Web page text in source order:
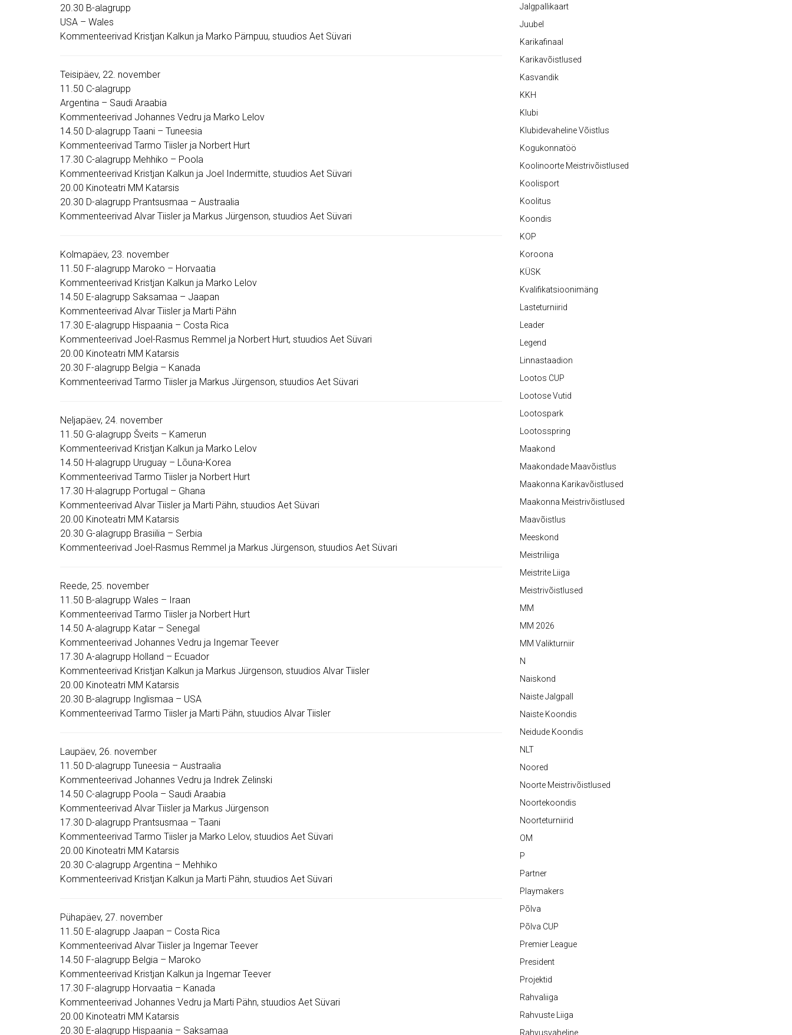
20.30 B-alagrupp
USA – Wales
Kommenteerivad Kristjan Kalkun ja Marko Pärnpuu, stuudios Aet Süvari
Teisipäev, 22. november
11.50 C-alagrupp
Argentina – Saudi Araabia
Kommenteerivad Johannes Vedru ja Marko Lelov
14.50 D-alagrupp Taani – Tuneesia
Kommenteerivad Tarmo Tiisler ja Norbert Hurt
17.30 C-alagrupp Mehhiko – Poola
Kommenteerivad Kristjan Kalkun ja Joel Indermitte, stuudios Aet Süvari
20.00 Kinoteatri MM Katarsis
20.30 D-alagrupp Prantsusmaa – Austraalia
Kommenteerivad Alvar Tiisler ja Markus Jürgenson, stuudios Aet Süvari
Kolmapäev, 23. november
11.50 F-alagrupp Maroko – Horvaatia
Kommenteerivad Kristjan Kalkun ja Marko Lelov
14.50 E-alagrupp Saksamaa – Jaapan
Kommenteerivad Alvar Tiisler ja Marti Pähn
17.30 E-alagrupp Hispaania – Costa Rica
Kommenteerivad Joel-Rasmus Remmel ja Norbert Hurt, stuudios Aet Süvari
20.00 Kinoteatri MM Katarsis
20.30 F-alagrupp Belgia – Kanada
Kommenteerivad Tarmo Tiisler ja Markus Jürgenson, stuudios Aet Süvari
Neljapäev, 24. november
11.50 G-alagrupp Šveits – Kamerun
Kommenteerivad Kristjan Kalkun ja Marko Lelov
14.50 H-alagrupp Uruguay – Lõuna-Korea
Kommenteerivad Tarmo Tiisler ja Norbert Hurt
17.30 H-alagrupp Portugal – Ghana
Kommenteerivad Alvar Tiisler ja Marti Pähn, stuudios Aet Süvari
20.00 Kinoteatri MM Katarsis
20.30 G-alagrupp Brasiilia – Serbia
Kommenteerivad Joel-Rasmus Remmel ja Markus Jürgenson, stuudios Aet Süvari
Reede, 25. november
11.50 B-alagrupp Wales – Iraan
Kommenteerivad Tarmo Tiisler ja Norbert Hurt
14.50 A-alagrupp Katar – Senegal
Kommenteerivad Johannes Vedru ja Ingemar Teever
17.30 A-alagrupp Holland – Ecuador
Kommenteerivad Kristjan Kalkun ja Markus Jürgenson, stuudios Alvar Tiisler
20.00 Kinoteatri MM Katarsis
20.30 B-alagrupp Inglismaa – USA
Kommenteerivad Tarmo Tiisler ja Marti Pähn, stuudios Alvar Tiisler
Laupäev, 26. november
11.50 D-alagrupp Tuneesia – Austraalia
Kommenteerivad Johannes Vedru ja Indrek Zelinski
14.50 C-alagrupp Poola – Saudi Araabia
Kommenteerivad Alvar Tiisler ja Markus Jürgenson
17.30 D-alagrupp Prantsusmaa – Taani
Kommenteerivad Tarmo Tiisler ja Marko Lelov, stuudios Aet Süvari
20.00 Kinoteatri MM Katarsis
20.30 C-alagrupp Argentina – Mehhiko
Kommenteerivad Kristjan Kalkun ja Marti Pähn, stuudios Aet Süvari
Pühapäev, 27. november
11.50 E-alagrupp Jaapan – Costa Rica
Kommenteerivad Alvar Tiisler ja Ingemar Teever
14.50 F-alagrupp Belgia – Maroko
Kommenteerivad Kristjan Kalkun ja Ingemar Teever
17.30 F-alagrupp Horvaatia – Kanada
Kommenteerivad Johannes Vedru ja Marti Pähn, stuudios Aet Süvari
20.00 Kinoteatri MM Katarsis
20.30 E-alagrupp Hispaania – Saksamaa
Jalgpallikaart
Juubel
Karikafinaal
Karikavõistlused
Kasvandik
KKH
Klubi
Klubidevaheline Võistlus
Kogukonnatöö
Koolinoorte Meistrivõistlused
Koolisport
Koolitus
Koondis
KOP
Koroona
KÜSK
Kvalifikatsioonimäng
Lasteturniirid
Leader
Legend
Linnastaadion
Lootos CUP
Lootose Vutid
Lootospark
Lootosspring
Maakond
Maakondade Maavõistlus
Maakonna Karikavõistlused
Maakonna Meistrivõistlused
Maavõistlus
Meeskond
Meistriliiga
Meistrite Liiga
Meistrivõistlused
MM
MM 2026
MM Valikturniir
N
Naiskond
Naiste Jalgpall
Naiste Koondis
Neidude Koondis
NLT
Noored
Noorte Meistrivõistlused
Noortekoondis
Noorteturniirid
OM
P
Partner
Playmakers
Põlva
Põlva CUP
Premier League
President
Projektid
Rahvaliiga
Rahvuste Liiga
Rahvusvaheline